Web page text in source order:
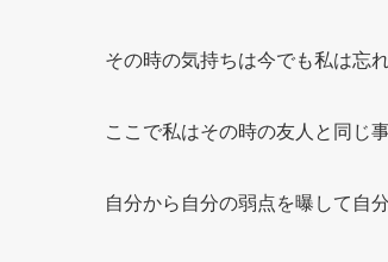
その時の気持ちは今でも私は忘
ここで私はその時の友人と同じ
自分から自分の弱点を曝して自